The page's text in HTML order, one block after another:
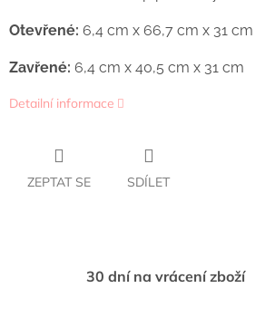
Otevřené: 6,4 cm x 66,7 cm x 31 cm
Zavřené: 6,4 cm x 40,5 cm x 31 cm
Detailní informace
ZEPTAT SE SDÍLET
30 dní na vrácení zboží